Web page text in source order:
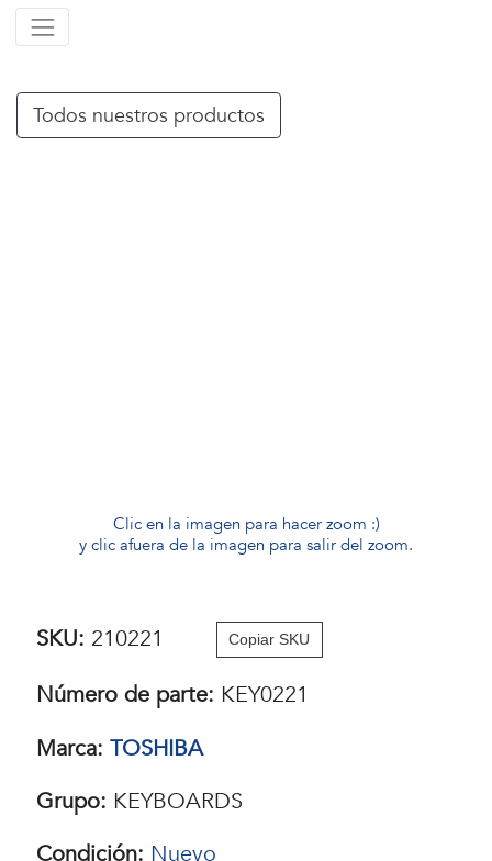
Todos nuestros productos
Clic en la imagen para hacer zoom :)
y clic afuera de la imagen para salir del zoom.
SKU: 210221 Copiar SKU
Número de parte: KEY0221
Marca: TOSHIBA
Grupo: KEYBOARDS
Condición: Nuevo